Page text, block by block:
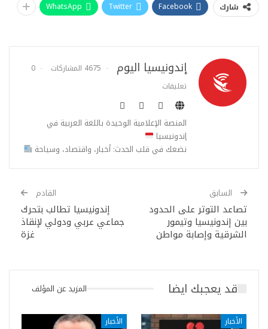
شارك Facebook
Twitter
WhatsApp
إندونيسيا اليوم 4675 المشاركات
0
تعليقات
المنصة الإعلامية الوحيدة باللغة العربية في
إندونيسيا
نضعك في قلب الحدث: أخبار، واقتصاد، وسياحة
السابق
تصاعد التوتر على الحدود
بين إندونيسيا وتيمور
الشرقية وإصابة مواطن
القادم
إندونيسيا تطالب بتحرك
جماعي عربي ودولي لإنقاذ
غزة
قد يعجبك ايضا المزيد عن المؤلف
الأخبار الأخبار